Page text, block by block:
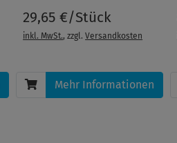
29,65 €/Stück
inkl. MwSt., zzgl.Versandkosten
Mehr Informationen